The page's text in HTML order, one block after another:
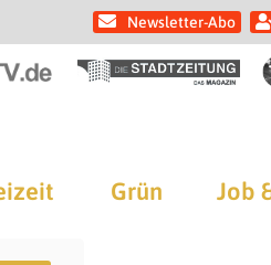
Newsletter-Abo
Grün Job